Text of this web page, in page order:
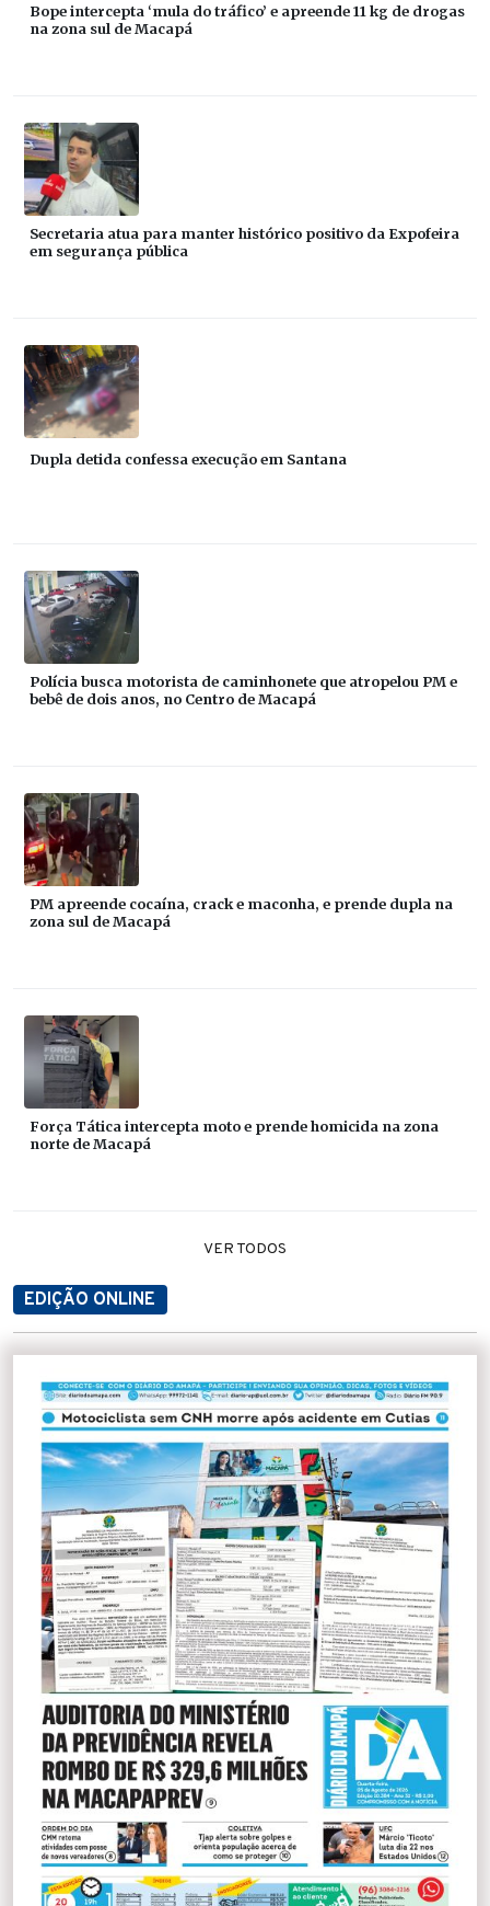
Bope intercepta ‘mula do tráfico’ e apreende 11 kg de drogas
na zona sul de Macapá
Secretaria atua para manter histórico positivo da Expofeira
em segurança pública
Dupla detida confessa execução em Santana
Polícia busca motorista de caminhonete que atropelou PM e
bebê de dois anos, no Centro de Macapá
PM apreende cocaína, crack e maconha, e prende dupla na
zona sul de Macapá
Força Tática intercepta moto e prende homicida na zona
norte de Macapá
VER TODOS
EDIÇÃO ONLINE